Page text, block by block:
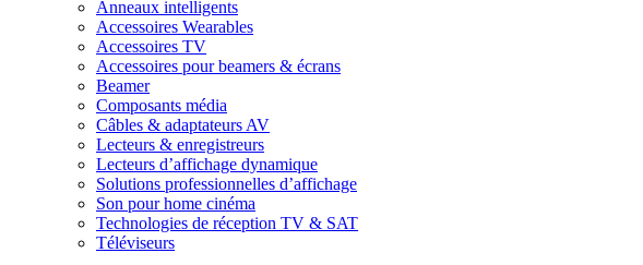
Anneaux intelligents
Accessoires Wearables
Accessoires TV
Accessoires pour beamers & écrans
Beamer
Composants média
Câbles & adaptateurs AV
Lecteurs & enregistreurs
Lecteurs d’affichage dynamique
Solutions professionnelles d’affichage
Son pour home cinéma
Technologies de réception TV & SAT
Téléviseurs